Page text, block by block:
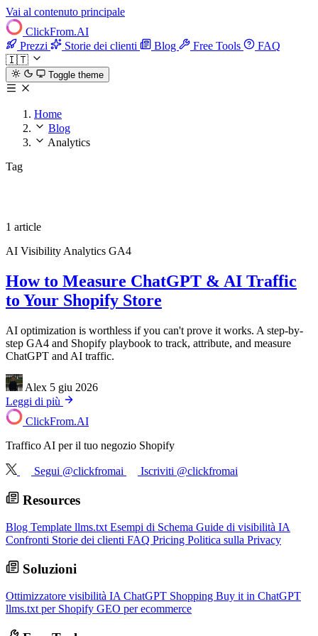
Vai al contenuto principale
ClickFrom.AI
Prezzi
Storie dei clienti Blog Free Tools
FAQ
🇮🇹
Toggle theme
Home
Blog
Analytics
Tag
1 article
AI Visibility Analytics GA4
How to Measure ChatGPT & AI Traffic
to Your Shopify Store
AI optimization is worthless if you can't prove it works. A step-by-
step GA4 and Shopify playbook to track, attribute, and measure
ChatGPT and AI traffic.
Alex 5 giu 2026
Leggi di più
ClickFrom.AI
Traffico AI per il tuo negozio Shopify
Segui @clickfromai Iscriviti @clickfromai
Resources
Blog Template llms.txt Esempi di Schema Guide di visibilità IA
Confronti Storie dei clienti FAQ Pricing Politica sulla Privacy
Soluzioni
Ottimizzatore visibilità IA ChatGPT Shopping Buy it in ChatGPT
llms.txt per Shopify GEO per ecommerce